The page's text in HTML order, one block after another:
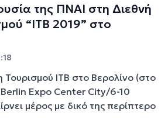
της ΠΝΑΙ στη Διεθνή
“ITB 2019” στο
ΙΤΒ στο Βερολίνο (στο
Expo Center City/6-10
μέρος με δικό της περίπτερο